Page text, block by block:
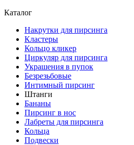
Каталог
Накрутки для пирсинга
Кластеры
Кольцо кликер
Циркуляр для пирсинга
Украшения в пупок
Безрезьбовые
Интимный пирсинг
Штанги
Бананы
Пирсинг в нос
Лабреты для пирсинга
Кольца
Подвески